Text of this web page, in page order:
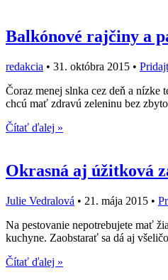
Balkónové rajčiny a
redakcia • 31. októbra 2015 •
Čoraz menej slnka cez deň a
chcú mať zdravú zeleninu bez
Čítať ďalej »
Okrasná aj úžitková
Julie Vedralová • 21. mája 2015 •
Na pestovanie nepotrebujete mať
kuchyne. Zaobstarať sa dá aj
Čítať ďalej »